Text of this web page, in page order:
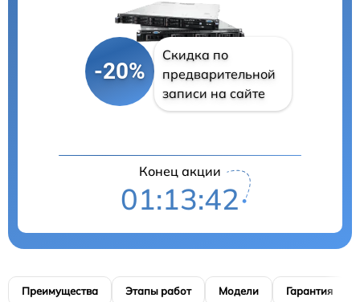
-20%
Скидка по
предварительной
записи на сайте
Конец акции
01:13:42
Преимущества Этапы работ Модели Гарантия